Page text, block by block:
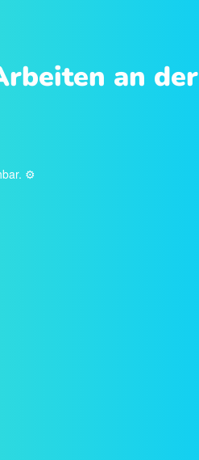
an der
⚙️